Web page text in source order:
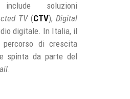
soluzioni
TV(CTV), Digital
digitale. In Italia, il
di crescita
spinta da parte del